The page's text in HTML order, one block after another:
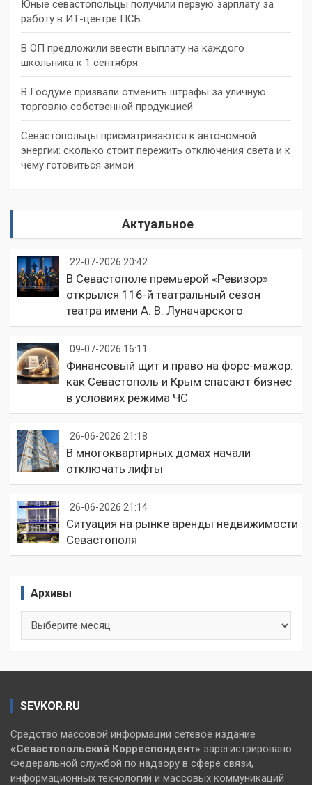
Юные севастопольцы получили первую зарплату за
работу в ИТ-центре ПСБ
В ОП предложили ввести выплату на каждого
школьника к 1 сентября
В Госдуме призвали отменить штрафы за уличную
торговлю собственной продукцией
Севастопольцы присматриваются к автономной
энергии: сколько стоит пережить отключения света и к
чему готовиться зимой
Актуальное
22-07-2026 20:42
В Севастополе премьерой «Ревизор»
открылся 116-й театральный сезон
театра имени А. В. Луначарского
09-07-2026 16:11
Финансовый щит и право на форс-мажор:
как Севастополь и Крым спасают бизнес
в условиях режима ЧС
26-06-2026 21:18
В многоквартирных домах начали
отключать лифты
26-06-2026 21:14
Ситуация на рынке аренды недвижимости
Севастополя
Архивы
SEVKOR.RU
Средство массовой информации сетевое издание
«Севастопольский Корреспондент» зарегистрировано
Федеральной службой по надзору в сфере связи,
информационных технологий и массовых коммуникаций